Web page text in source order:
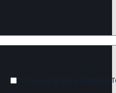
Ja tak, jeg vil gerne modtage